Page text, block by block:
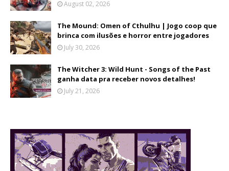
August 02, 2026
The Mound: Omen of Cthulhu | Jogo coop que
brinca com ilusões e horror entre jogadores
July 30, 2026
The Witcher 3: Wild Hunt - Songs of the Past
ganha data pra receber novos detalhes!
July 21, 2026